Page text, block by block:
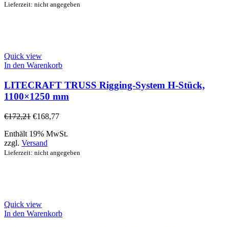
Lieferzeit: nicht angegeben
Quick view
In den Warenkorb
LITECRAFT TRUSS Rigging-System H-Stück,
1100×1250 mm
€172,21 €168,77
Enthält 19% MwSt.
zzgl. Versand
Lieferzeit: nicht angegeben
Quick view
In den Warenkorb